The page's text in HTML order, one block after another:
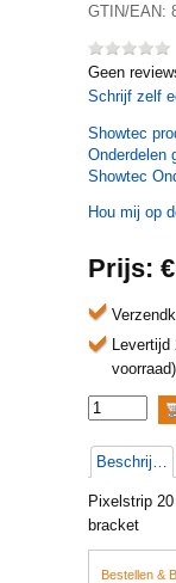
GTIN/EAN:
Geen
Schrijf zelf
Showtec
Onderdelen
Showtec
Hou mij op
Prijs: €
Levertijd
voorraad)
Beschrijving
Pixelstrip
bracket
Bestellen &